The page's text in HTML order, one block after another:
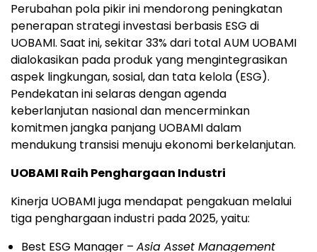
Perubahan pola pikir ini mendorong peningkatan
penerapan strategi investasi berbasis ESG di
UOBAMI. Saat ini, sekitar 33% dari total AUM UOBAMI
dialokasikan pada produk yang mengintegrasikan
aspek lingkungan, sosial, dan tata kelola (ESG).
Pendekatan ini selaras dengan agenda
keberlanjutan nasional dan mencerminkan
komitmen jangka panjang UOBAMI dalam
mendukung transisi menuju ekonomi berkelanjutan.
UOBAMI Raih Penghargaan Industri
Kinerja UOBAMI juga mendapat pengakuan melalui
tiga penghargaan industri pada 2025, yaitu:
Best ESG Manager – Asia Asset Management